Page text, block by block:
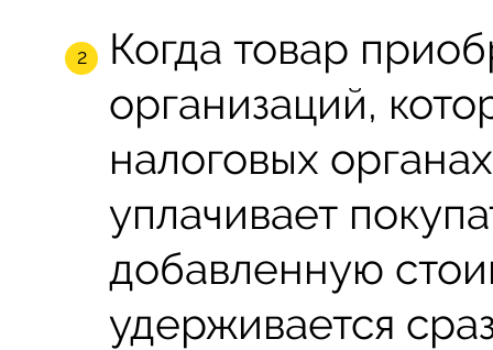
Когда товар
организаций,
налоговых
уплачивает
добавленную
удерживается